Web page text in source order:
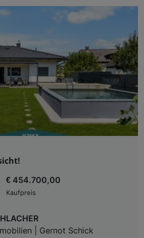
€ 454.700,00
Kaufpreis
| Gernot Schick